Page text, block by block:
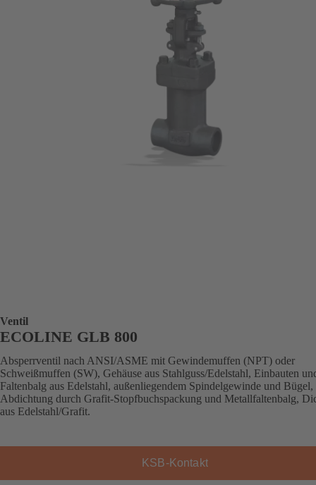
Ventil
ECOLINE GLB 800
Absperrventil nach ANSI/ASME mit Gewindemuffen (NPT) oder
Schweißmuffen (SW), Gehäuse aus Stahlguss/Edelstahl, Einbauten
Faltenbalg aus Edelstahl, außenliegendem Spindelgewinde und Bügel,
Abdichtung durch Grafit-Stopfbuchspackung und Metallfaltenbalg,
aus Edelstahl/Grafit.
KSB-Kontakt